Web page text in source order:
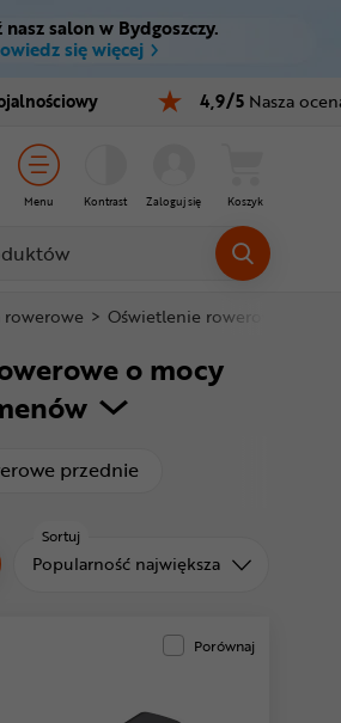
Ctrl M
główne
Filtry
Stopka
strony
salon w Bydgoszczy.
się więcej
4,9/5 Nasza
Menu Kontrast Zaloguj się Koszyk
rowerowe > Oświetlenie rowerowe
o mocy
przednie
Sortuj
Sortuj od
Popularność największa
Porównaj